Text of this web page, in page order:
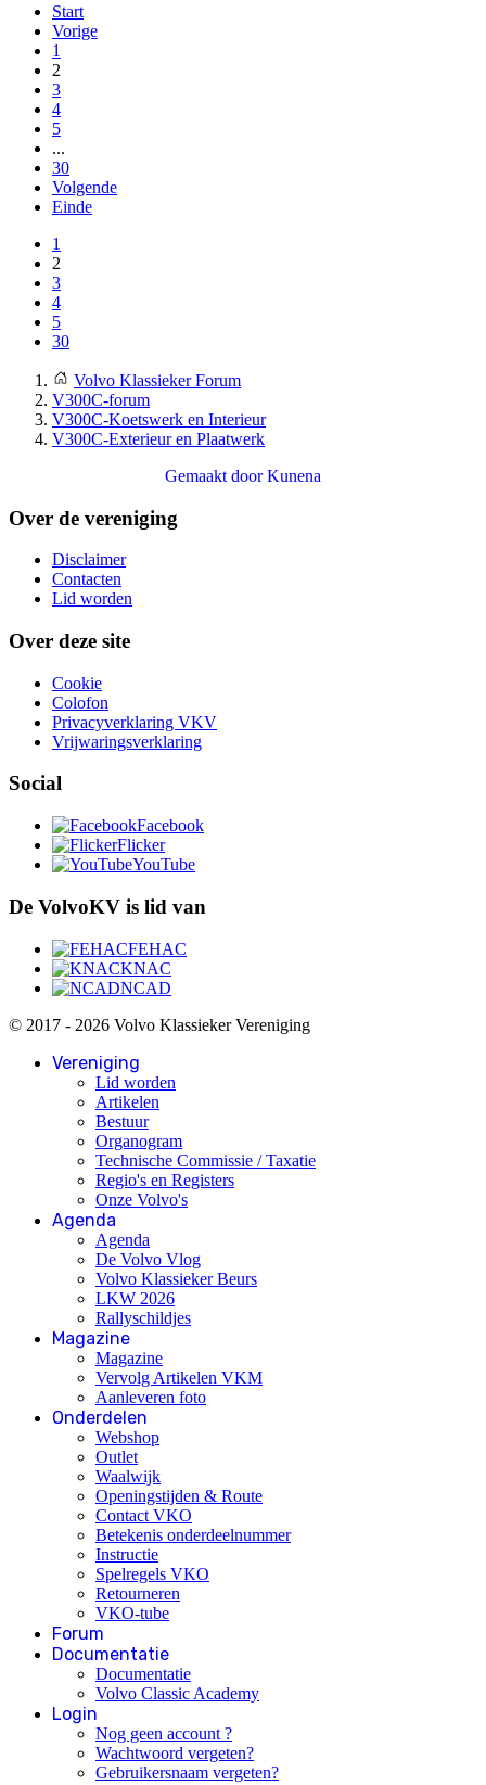
Start
Vorige
1
2
3
4
5
...
30
Volgende
Einde
1
2
3
4
5
30
Volvo Klassieker Forum
V300C-forum
V300C-Koetswerk en Interieur
V300C-Exterieur en Plaatwerk
Gemaakt doorKunena
Over de vereniging
Disclaimer
Contacten
Lid worden
Over deze site
Cookie
Colofon
Privacyverklaring VKV
Vrijwaringsverklaring
Social
Facebook
Flicker
YouTube
De VolvoKV is lid van
FEHAC
KNAC
NCAD
© 2017 - 2026 Volvo Klassieker Vereniging
Vereniging
Lid worden
Artikelen
Bestuur
Organogram
Technische Commissie / Taxatie
Regio's en Registers
Onze Volvo's
Agenda
Agenda
De Volvo Vlog
Volvo Klassieker Beurs
LKW 2026
Rallyschildjes
Magazine
Magazine
Vervolg Artikelen VKM
Aanleveren foto
Onderdelen
Webshop
Outlet
Waalwijk
Openingstijden & Route
Contact VKO
Betekenis onderdeelnummer
Instructie
Spelregels VKO
Retourneren
VKO-tube
Forum
Documentatie
Documentatie
Volvo Classic Academy
Login
Nog geen account ?
Wachtwoord vergeten?
Gebruikersnaam vergeten?